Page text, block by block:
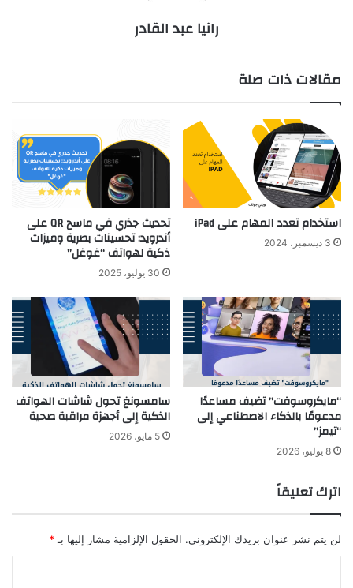
رانيا عبد القادر
مقالات ذات صلة
استخدام تعدد المهام على iPad
3 ديسمبر، 2024
تحديث جذري في ماسح QR على
أندرويد: تحسينات بصرية وميزات
ذكية لهواتف “غوغل”
30 يوليو، 2025
“مايكروسوفت” تضيف مساعدًا
مدعومًا بالذكاء الاصطناعي إلى
“تيمز”
8 يوليو، 2026
سامسونغ تحول شاشات الهواتف
الذكية إلى أجهزة مراقبة صحية
5 مايو، 2026
اترك تعليقاً
لن يتم نشر عنوان بريدك الإلكتروني. الحقول الإلزامية مشار إليها بـ *